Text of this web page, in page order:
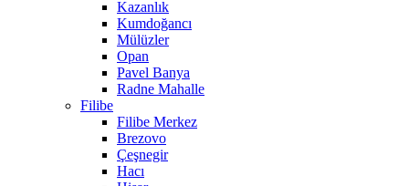
Kazanlık
Kumdoğancı
Mülüzler
Opan
Pavel Banya
Radne Mahalle
Filibe
Filibe Merkez
Brezovo
Çeşnegir
Hacı